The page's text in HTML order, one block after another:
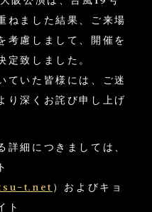
ねました結果、ご来場
考慮しまして、開催を
定致しました。
ていた皆様には、ご迷
り深くお詫び申し上げ
詳細につきましては、
t.net ）およびキョ
ト